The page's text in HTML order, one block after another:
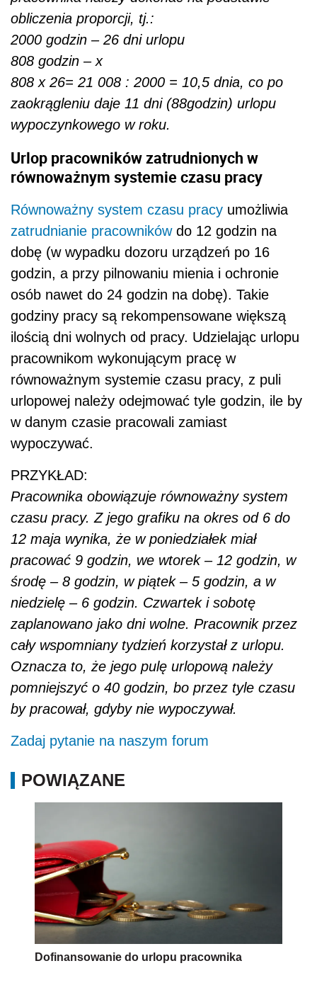
obliczenia proporcji, tj.:
2000 godzin – 26 dni urlopu
808 godzin – x
808 x 26= 21 008 : 2000 = 10,5 dnia, co po
zaokrągleniu daje 11 dni (88godzin) urlopu
wypoczynkowego w roku.
Urlop pracowników zatrudnionych w
równoważnym systemie czasu pracy
Równoważny system czasu pracy umożliwia
zatrudnianie pracownikówdo 12 godzin na
dobę (w wypadku dozoru urządzeń po 16
godzin, a przy pilnowaniu mienia i ochronie
osób nawet do 24 godzin na dobę). Takie
godziny pracy są rekompensowane większą
ilością dni wolnych od pracy. Udzielając urlopu
pracownikom wykonującym pracę w
równoważnym systemie czasu pracy, z puli
urlopowej należy odejmować tyle godzin, ile by
w danym czasie pracowali zamiast
wypoczywać.
PRZYKŁAD:
Pracownika obowiązuje równoważny system
czasu pracy. Z jego grafiku na okres od 6 do
12 maja wynika, że w poniedziałek miał
pracować 9 godzin, we wtorek – 12 godzin, w
środę – 8 godzin, w piątek – 5 godzin, a w
niedzielę – 6 godzin. Czwartek i sobotę
zaplanowano jako dni wolne. Pracownik przez
cały wspomniany tydzień korzystał z urlopu.
Oznacza to, że jego pulę urlopową należy
pomniejszyć o 40 godzin, bo przez tyle czasu
by pracował, gdyby nie wypoczywał.
Zadaj pytanie na naszym forum
POWIĄZANE
Dofinansowanie do urlopu pracownika